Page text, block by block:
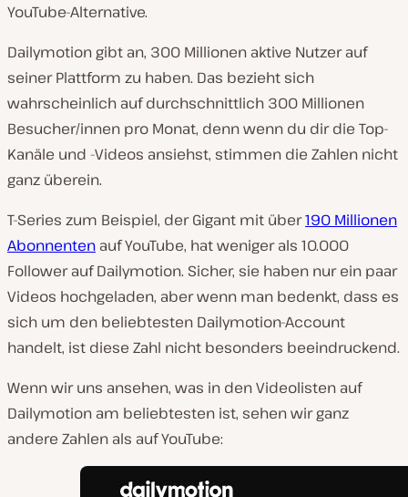
YouTube-Alternative.
Dailymotion gibt an, 300 Millionen aktive Nutzer auf
seiner Plattform zu haben. Das bezieht sich
wahrscheinlich auf durchschnittlich 300 Millionen
Besucher/innen pro Monat, denn wenn du dir die Top-
Kanäle und -Videos ansiehst, stimmen die Zahlen nicht
ganz überein.
T-Series zum Beispiel, der Gigant mit über190 Millionen
Abonnenten auf YouTube, hat weniger als 10.000
Follower auf Dailymotion. Sicher, sie haben nur ein paar
Videos hochgeladen, aber wenn man bedenkt, dass es
sich um den beliebtesten Dailymotion-Account
handelt, ist diese Zahl nicht besonders beeindruckend.
Wenn wir uns ansehen, was in den Videolisten auf
Dailymotion am beliebtesten ist, sehen wir ganz
andere Zahlen als auf YouTube: